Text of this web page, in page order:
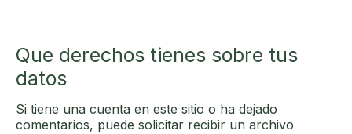
Que derechos tienes sobre tus
datos
Si tiene una cuenta en este sitio o ha dejado
comentarios, puede solicitar recibir un archivo